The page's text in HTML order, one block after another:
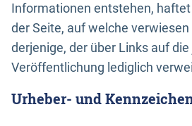
Informationen entstehen,
der Seite, auf welche
derjenige, der über Links auf
Veröffentlichung lediglich
Urheber- und